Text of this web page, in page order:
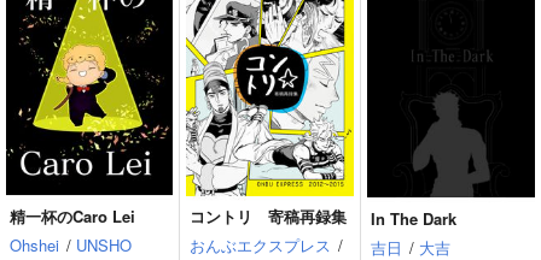
精一杯のCaro Lei
Ohshei / UNSHO
コントリ 寄稿再録集
おんぶエクスプレス /
In The Dark
吉日 / 大吉